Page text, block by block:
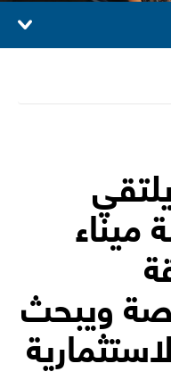
ميناء
ويبحث